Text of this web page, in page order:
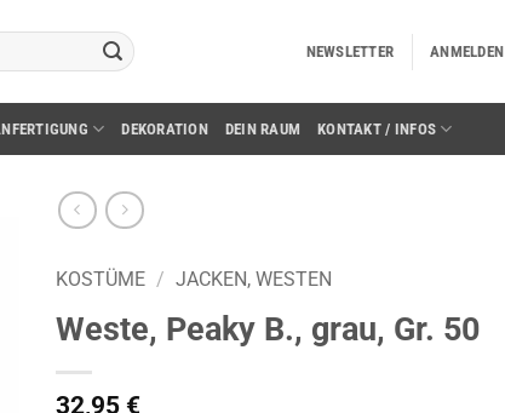
NEWSLETTER ANMELDEN
DEKORATION DEIN RAUM KONTAKT / INFOS
KOSTÜME / JACKEN, WESTEN
Weste, Peaky B., grau, Gr. 50
32,95 €